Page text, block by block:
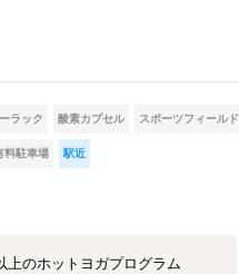
ラック 酸素カプセル スポーツフィールド
料駐車場 駅近
上のホットヨガプログラム